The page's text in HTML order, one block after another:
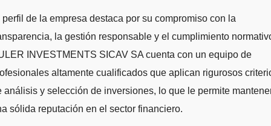
perfil de la empresa destaca por su compromiso con la
la gestión responsable y el cumplimiento
INVESTMENTS SICAV SA cuenta con un equipo de
altamente cualificados que aplican rigurosos
análisis y selección de inversiones, lo que le permite
sólida reputación en el sector financiero.